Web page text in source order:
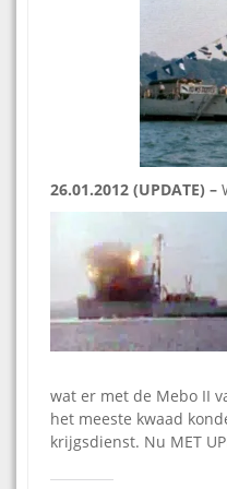
26.01.2012 (UPDATE) –
wat er met de Mebo II
het meeste kwaad
krijgsdienst. Nu MET